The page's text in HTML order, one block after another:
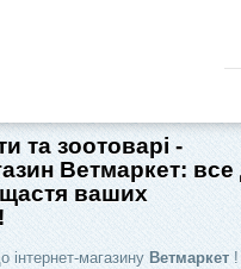
та зоотоварі -
Ветмаркет:
ваших
інтернет-магазину Ветмаркет